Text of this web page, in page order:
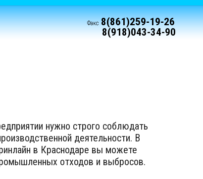
Факс 8(861)259-19-26
8(918)043-34-90
нужно строго соблюдать
деятельности. В
в Краснодаре вы можете
отходов и выбросов.